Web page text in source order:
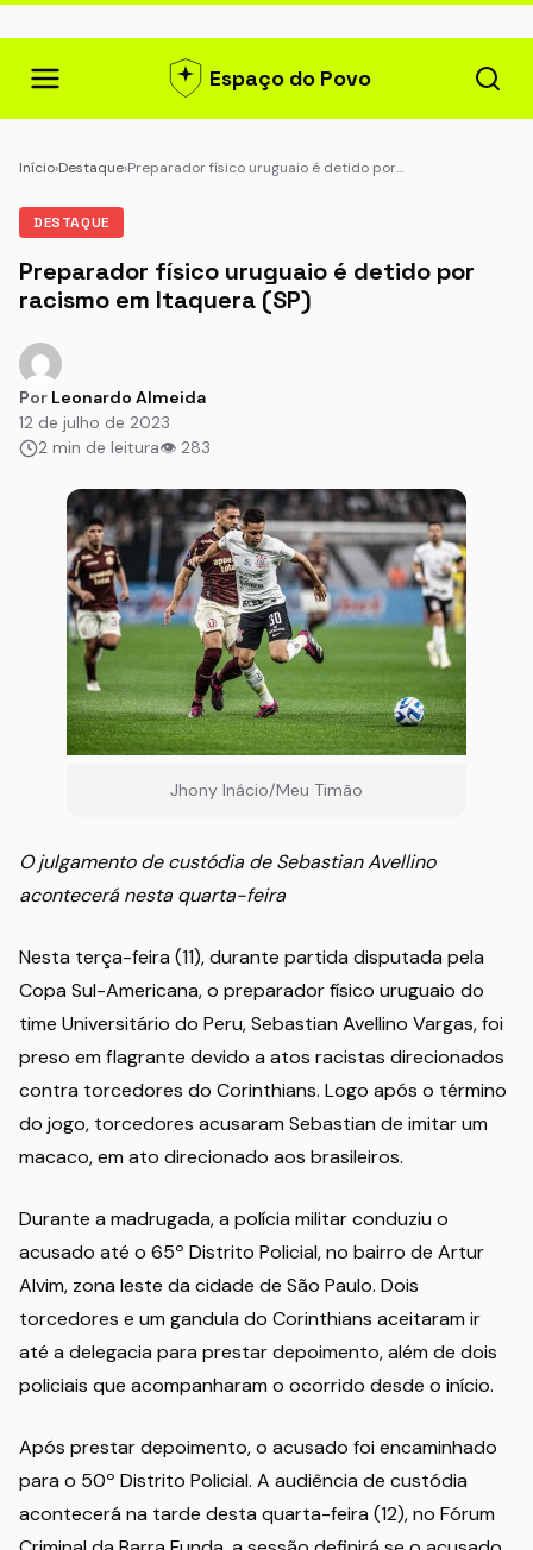
Espaço do Povo
Início›Destaque›Preparador físico uruguaio é detido por…
DESTAQUE
Preparador físico uruguaio é detido por
racismo em Itaquera (SP)
Por Leonardo Almeida
12 de julho de 2023
2 min de leitura👁 283
Jhony Inácio/Meu Timão
O julgamento de custódia de Sebastian Avellino
acontecerá nesta quarta-feira
Nesta terça-feira (11), durante partida disputada pela
Copa Sul-Americana, o preparador físico uruguaio do
time Universitário do Peru, Sebastian Avellino Vargas, foi
preso em flagrante devido a atos racistas direcionados
contra torcedores do Corinthians. Logo após o término
do jogo, torcedores acusaram Sebastian de imitar um
macaco, em ato direcionado aos brasileiros.
Durante a madrugada, a polícia militar conduziu o
acusado até o 65º Distrito Policial, no bairro de Artur
Alvim, zona leste da cidade de São Paulo. Dois
torcedores e um gandula do Corinthians aceitaram ir
até a delegacia para prestar depoimento, além de dois
policiais que acompanharam o ocorrido desde o início.
Após prestar depoimento, o acusado foi encaminhado
para o 50º Distrito Policial. A audiência de custódia
acontecerá na tarde desta quarta-feira (12), no Fórum